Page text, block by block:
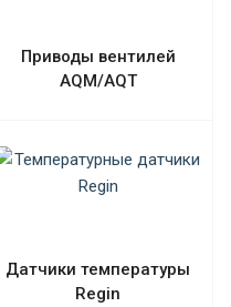
Приводы вентилей
AQM/AQT
Датчики температуры
Regin